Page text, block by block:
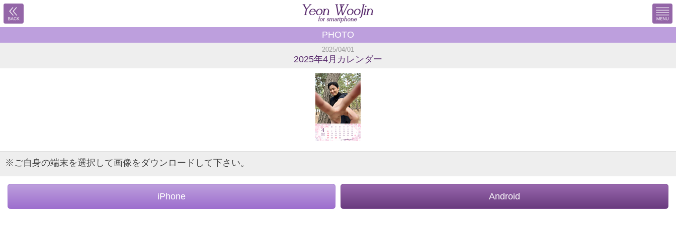
PHOTO
2025/04/01
2025年4月カレンダー
※ご自身の端末を選択して画像をダウンロードして下さい。
iPhone Android